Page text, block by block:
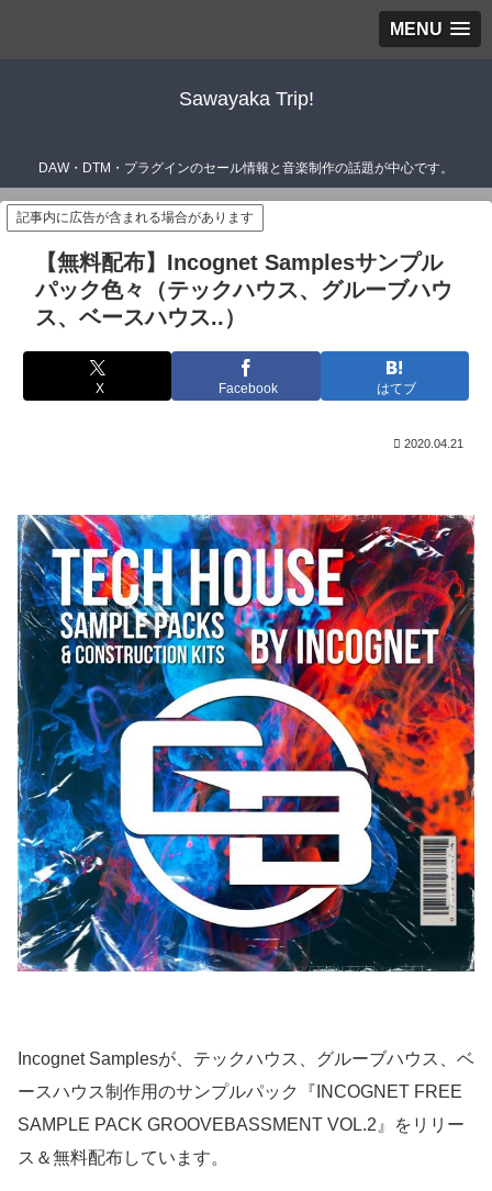
MENU
Sawayaka Trip!
DAW・DTM・プラグインのセール情報と音楽制作の話題が中心です。
記事内に広告が含まれる場合があります
【無料配布】Incognet Samplesサンプル
パック色々（テックハウス、グルーブハウ
ス、ベースハウス..）
X Facebook はてブ
2020.04.21
Incognet Samplesが、テックハウス、グルーブハウス、ベ
ースハウス制作用のサンプルパック『INCOGNET FREE
SAMPLE PACK GROOVEBASSMENT VOL.2』をリリー
ス＆無料配布しています。